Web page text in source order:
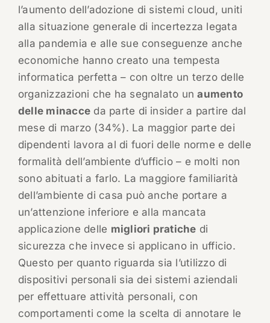
l’aumento dell’adozione di sistemi cloud, uniti
alla situazione generale di incertezza legata
alla pandemia e alle sue conseguenze anche
economiche hanno creato una tempesta
informatica perfetta – con oltre un terzo delle
organizzazioni che ha segnalato unaumento
delle minacce da parte di insider a partire dal
mese di marzo (34%). La maggior parte dei
dipendenti lavora al di fuori delle norme e delle
formalità dell’ambiente d’ufficio – e molti non
sono abituati a farlo. La maggiore familiarità
dell’ambiente di casa può anche portare a
un’attenzione inferiore e alla mancata
applicazione delle migliori pratiche di
sicurezza che invece si applicano in ufficio.
Questo per quanto riguarda sia l’utilizzo di
dispositivi personali sia dei sistemi aziendali
per effettuare attività personali, con
comportamenti come la scelta di annotare le